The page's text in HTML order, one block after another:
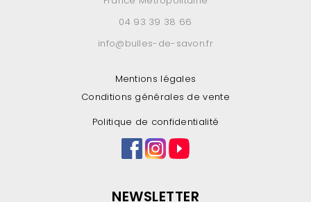
04 93 39 38 66
info@bulles-de-savon.fr
Mentions légales
Conditions générales de vente
Politique de confidentialité
NEWSLETTER